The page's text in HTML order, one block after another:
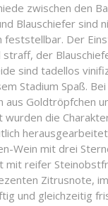
zwischen den
Blauschiefer sind
feststellbar. Der
straff, der
sind tadellos
Stadium Spaß.
aus Goldtröpfchen
wurden die
Wein mit drei
mit reifer
Zitrusnote,
und gleichzeitig